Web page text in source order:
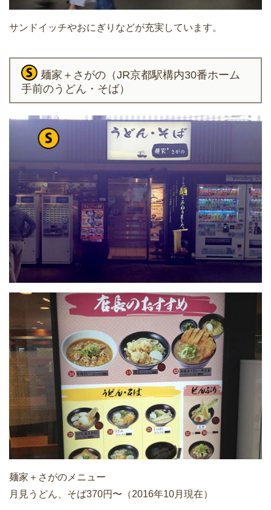
サンドイッチやおにぎりなどが充実しています。
麺家＋さがの（JR京都駅構内30番ホーム
手前のうどん・そば）
麺家＋さがのメニュー
月見うどん、そば370円〜（2016年10月現在）